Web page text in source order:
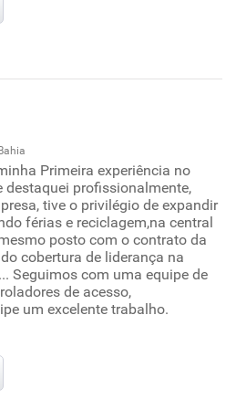
Primeira experiência no
destaquei profissionalmente,
tive o privilégio de expandir
férias e reciclagem,na central
posto com o contrato da
cobertura de liderança na
Seguimos com uma equipe de
de acesso,
um excelente trabalho.